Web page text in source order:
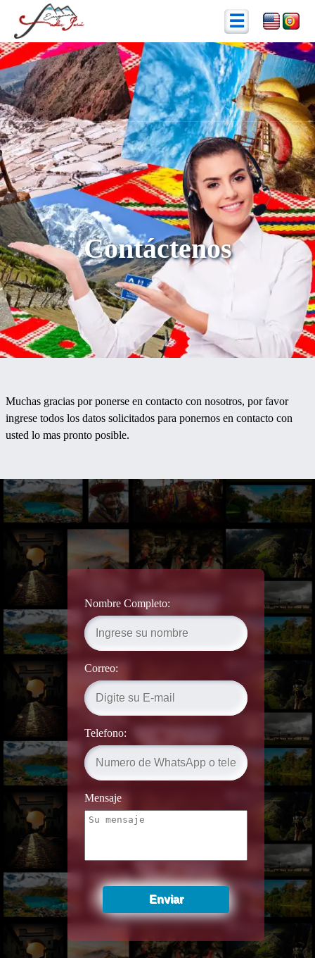
☰
Contáctenos
Muchas gracias por ponerse en contacto con nosotros, por favor
ingrese todos los datos solicitados para ponernos en contacto con
usted lo mas pronto posible.
Nombre Completo:
Correo:
Telefono:
Mensaje
Enviar